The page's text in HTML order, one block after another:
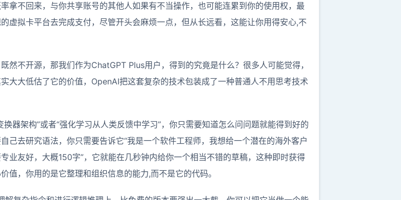
拿不回来，与你共享账号的其他人如果有不当操作，也可能连累到你的使用权，最
虚拟卡平台去完成支付，尽管开头会麻烦一点，但从长远看，这能让你用得安心,不
然不开源，那我们作为ChatGPT Plus用户，得到的究竟是什么？很多人可能觉得，
大大低估了它的价值，OpenAI把这套复杂的技术包装成了一种普通人不用思考技术
器架构”或者“强化学习从人类反馈中学习”，你只需要知道怎么问问题就能得到好的
己去研究语法，你只需要告诉它“我是一个软件工程师，我想给一个潜在的海外客户
业友好，大概150字”，它就能在几秒钟内给你一个相当不错的草稿，这种即时获得
，你用的是它整理和组织信息的能力,而不是它的代码。